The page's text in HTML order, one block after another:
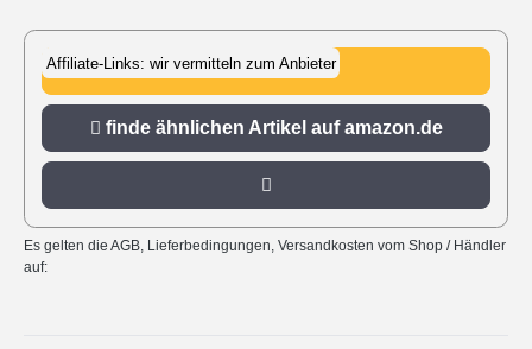
Affiliate-Links: wir vermitteln zum Anbieter
zu amazon.de
finde ähnlichen Artikel auf amazon.de
Es gelten die AGB, Lieferbedingungen, Versandkosten vom Shop / Händler
auf: